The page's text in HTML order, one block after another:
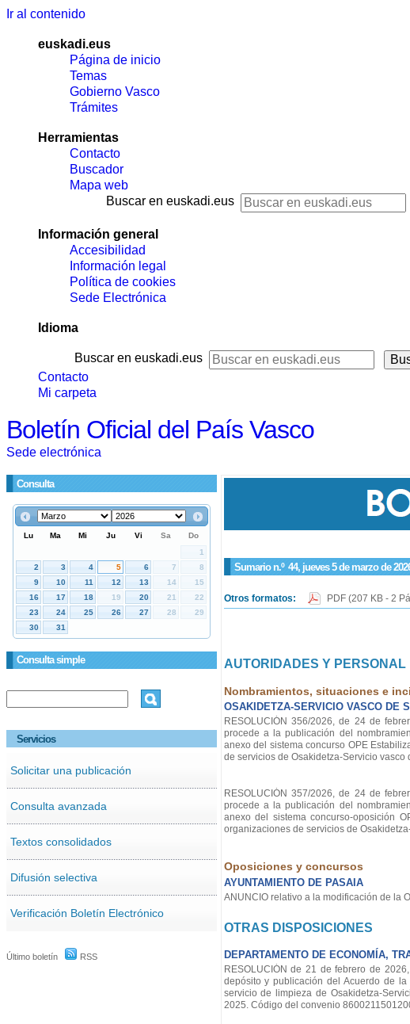
Ir al contenido
euskadi.eus
Página de inicio
Temas
Gobierno Vasco
Trámites
Herramientas
Contacto
Buscador
Mapa web
Buscar en euskadi.eus
Información general
Accesibilidad
Información legal
Política de cookies
Sede Electrónica
Idioma
Buscar en euskadi.eus
Contacto
Mi carpeta
Boletín Oficial del País Vasco
Sede electrónica
Consulta
Consulta simple
Servicios
Solicitar una publicación
Consulta avanzada
Textos consolidados
Difusión selectiva
Verificación Boletín Electrónico
Último boletín RSS
Sumario n.º 44, jueves 5 de marzo de
Otros formatos: PDF (207 KB - 2
AUTORIDADES Y PERSONAL
Nombramientos, situaciones e
OSAKIDETZA-SERVICIO VASCO DE
RESOLUCIÓN 356/2026, de 24 de
procede a la publicación del
anexo del sistema concurso OPE
de servicios de Osakidetza-Servicio vasco
RESOLUCIÓN 357/2026, de 24 de
procede a la publicación del
anexo del sistema concurso-oposición
organizaciones de servicios de
Oposiciones y concursos
AYUNTAMIENTO DE PASAIA
ANUNCIO relativo a la modificación de la
OTRAS DISPOSICIONES
DEPARTAMENTO DE ECONOMÍA,
RESOLUCIÓN de 21 de febrero de
depósito y publicación del Acuerdo de
servicio de limpieza de Osakidetza-
2025. Código del convenio